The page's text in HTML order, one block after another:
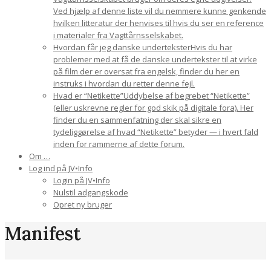
Ved hjælp af denne liste vil du nemmere kunne genkende
hvilken litteratur der henvises til hvis du ser en reference
i materialer fra Vagttårnsselskabet.
Hvordan får jeg danske underteksterHvis du har
problemer med at få de danske undertekster til at virke
på film der er oversat fra engelsk, finder du her en
instruks i hvordan du retter denne fejl.
Hvad er “Netikette”Uddybelse af begrebet “Netikette”
(eller uskrevne regler for god skik på digitale fora). Her
finder du en sammenfatning der skal sikre en
tydeliggørelse af hvad “Netikette” betyder — i hvert fald
inden for rammerne af dette forum.
Om …
Log ind på JV•Info
Login på JV•Info
Nulstil adgangskode
Opret ny bruger
Manifest